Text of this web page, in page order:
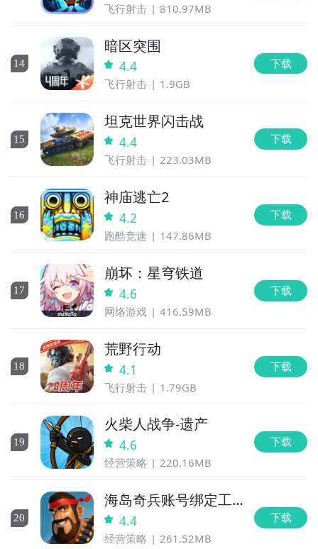
飞行射击 810.97MB
14
暗区突围
4.4
飞行射击 1.9GB
下载
15
坦克世界闪击战
4.4
飞行射击 223.03MB
下载
16
神庙逃亡2
4.2
跑酷竞速 147.86MB
下载
17
崩坏：星穹铁道
4.6
网络游戏 416.59MB
下载
18
荒野行动
4.1
飞行射击 1.79GB
下载
19
火柴人战争-遗产
4.6
经营策略 220.16MB
下载
20
海岛奇兵账号绑定工
具 4.4
经营策略 261.52MB
下载